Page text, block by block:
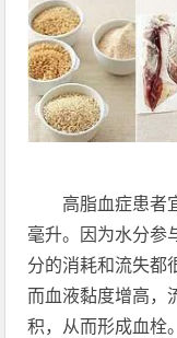
高脂血症患者
毫升。因为水分参
分的消耗和流失都
而血液黏度增高，
积，从而形成血栓